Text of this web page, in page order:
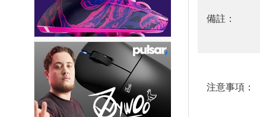
備註：
注意事項：